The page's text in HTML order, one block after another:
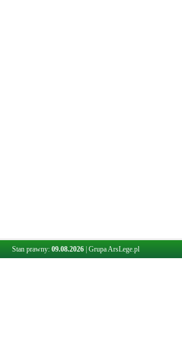
Stan prawny: 09.08.2026 Grupa ArsLege.pl